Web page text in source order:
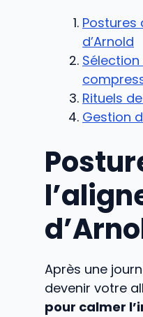
Postures
d’Arnold
Rituels
Gestion
Après une
devenir votre
pour calmer